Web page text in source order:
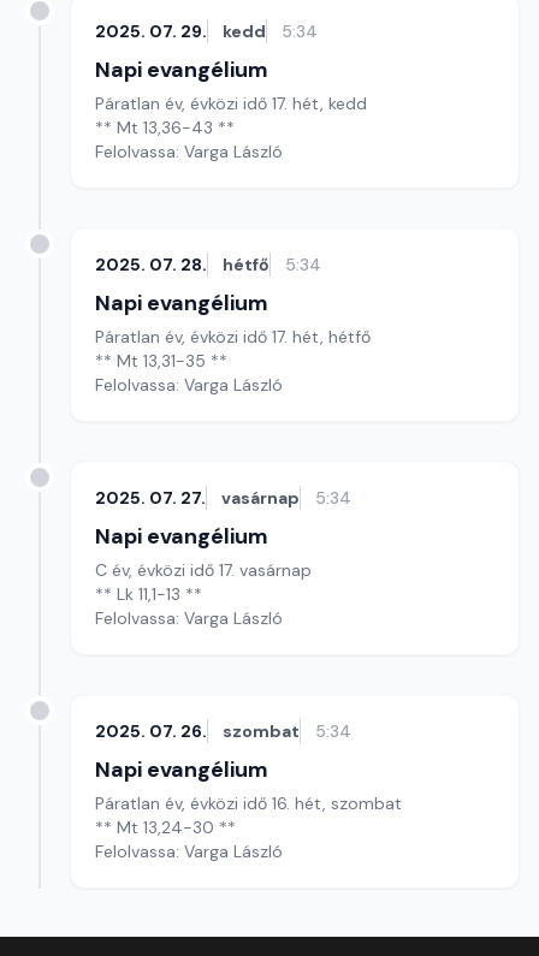
2025. 07. 29. kedd 5:34
Napi evangélium
Páratlan év, évközi idő 17. hét, kedd
** Mt 13,36-43 **
Felolvassa: Varga László
2025. 07. 28. hétfő 5:34
Napi evangélium
Páratlan év, évközi idő 17. hét, hétfő
** Mt 13,31-35 **
Felolvassa: Varga László
2025. 07. 27. vasárnap 5:34
Napi evangélium
C év, évközi idő 17. vasárnap
** Lk 11,1-13 **
Felolvassa: Varga László
2025. 07. 26. szombat 5:34
Napi evangélium
Páratlan év, évközi idő 16. hét, szombat
** Mt 13,24-30 **
Felolvassa: Varga László